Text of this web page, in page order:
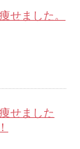
せました。
せました